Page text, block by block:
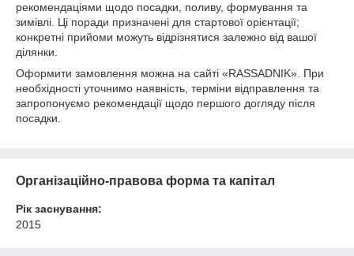
рекомендаціями щодо посадки, поливу, формування та
зимівлі. Ці поради призначені для стартової орієнтації;
конкретні прийоми можуть відрізнятися залежно від вашої
ділянки.
Оформити замовлення можна на сайті «RASSADNIK». При
необхідності уточнимо наявність, терміни відправлення та
запропонуємо рекомендації щодо першого догляду після
посадки.
Організаційно-правова форма та капітал
Рік заснування:
2015